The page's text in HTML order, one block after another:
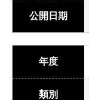
公開日期
年度
類別